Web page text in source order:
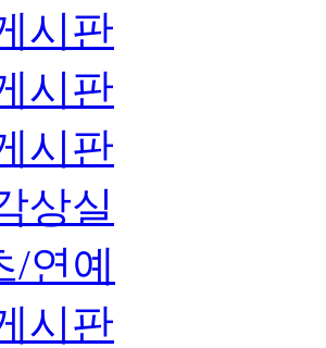
시판
시판
시판
상실
/연예
시판